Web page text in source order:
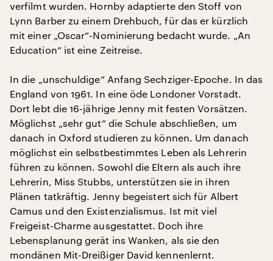
verfilmt wurden. Hornby adaptierte den Stoff von
Lynn Barber zu einem Drehbuch, für das er kürzlich
mit einer „Oscar“-Nominierung bedacht wurde. „An
Education“ ist eine Zeitreise.
In die „unschuldige“ Anfang Sechziger-Epoche. In das
England von 1961. In eine öde Londoner Vorstadt.
Dort lebt die 16-jährige Jenny mit festen Vorsätzen.
Möglichst „sehr gut“ die Schule abschließen, um
danach in Oxford studieren zu können. Um danach
möglichst ein selbstbestimmtes Leben als Lehrerin
führen zu können. Sowohl die Eltern als auch ihre
Lehrerin, Miss Stubbs, unterstützen sie in ihren
Plänen tatkräftig. Jenny begeistert sich für Albert
Camus und den Existenzialismus. Ist mit viel
Freigeist-Charme ausgestattet. Doch ihre
Lebensplanung gerät ins Wanken, als sie den
mondänen Mit-Dreißiger David kennenlernt.